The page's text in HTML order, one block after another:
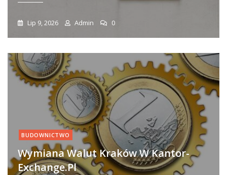
Lip 9, 2026 Admin 0
BUDOWNICTWO
Wymiana Walut Kraków W Kantor-
Exchange.pl